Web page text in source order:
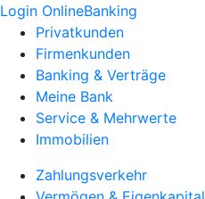
Login OnlineBanking
Privatkunden
Firmenkunden
Banking & Verträge
Meine Bank
Service & Mehrwerte
Immobilien
Zahlungsverkehr